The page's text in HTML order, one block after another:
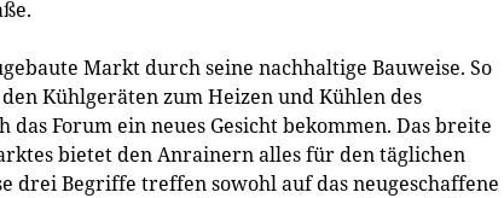
Markt durch seine nachhaltige Bauweise. So
Kühlgeräten zum Heizen und Kühlen des
Forum ein neues Gesicht bekommen. Das breite
bietet den Anrainern alles für den täglichen
drei Begriffe treffen sowohl auf das neugeschaffene